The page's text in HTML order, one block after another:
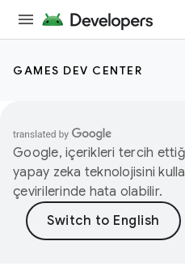
GAMES DEV CENTER
Google, içerikleri tercih
yapay zeka teknolojisini
çevirilerinde hata olabilir.